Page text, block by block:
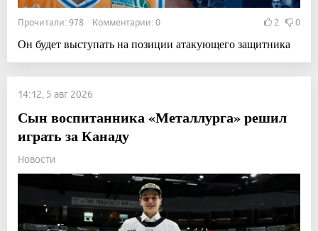
Прочитали: 978 Комментарии: 0 2 0
Он будет выступать на позиции атакующего защитника
14:12, 5 авг 2026
Сын воспитанника «Металлурга» решил
играть за Канаду
Новости